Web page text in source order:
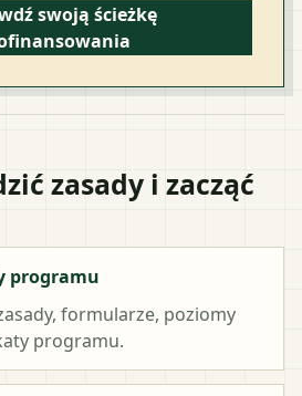
swoją ścieżkę
zasady i zacząć
programu
formularze, poziomy
programu.